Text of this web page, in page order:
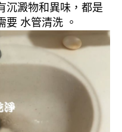
沉澱物和異味，都是
要 水管清洗 。